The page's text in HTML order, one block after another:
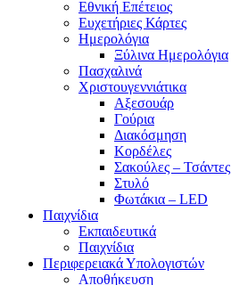
Εθνική Επέτειος
Ευχετήριες Κάρτες
Ημερολόγια
Ξύλινα Ημερολόγια
Πασχαλινά
Χριστουγεννιάτικα
Αξεσουάρ
Γούρια
Διακόσμηση
Κορδέλες
Σακούλες – Τσάντες
Στυλό
Φωτάκια – LED
Παιχνίδια
Εκπαιδευτικά
Παιχνίδια
Περιφερειακά Υπολογιστών
Αποθήκευση